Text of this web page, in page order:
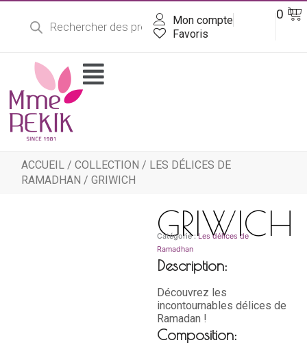
Recherche
produits
Mon compte
Favoris
0 DT
Flyout
Menu
ACCUEIL /COLLECTION / LES DÉLICES DE
RAMADHAN / GRIWICH
GRIWICH
Catégorie :Les délices de
Ramadhan
Description:
Découvrez les
incontournables délices de
Ramadan !
Composition: